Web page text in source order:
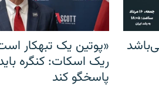
«پوتین یک تبهکار
ریک اسکات: کنگره
پاسخگو کند